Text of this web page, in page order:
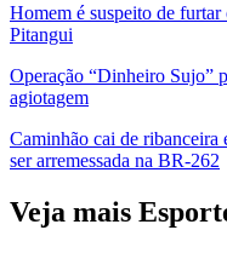
Homem é suspeito de furtar
Pitangui
Operação “Dinheiro Sujo”
agiotagem
Caminhão cai de ribanceira
ser arremessada na BR-262
Veja mais